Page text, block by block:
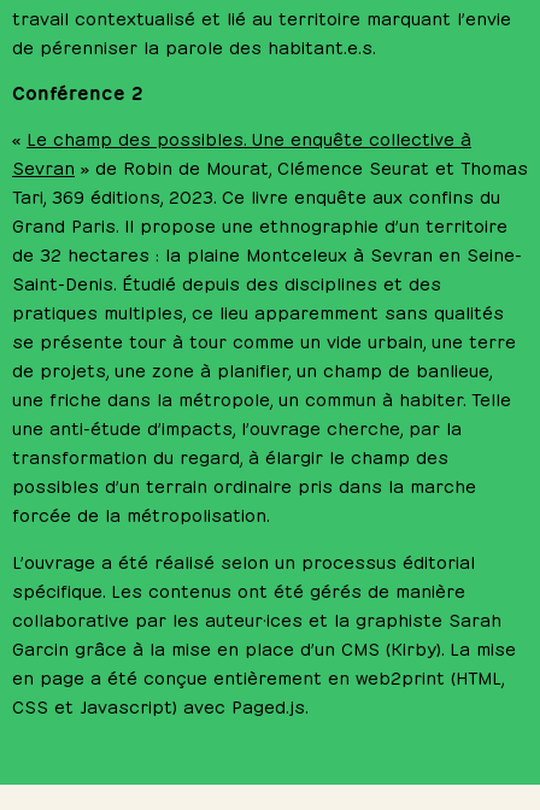
travail contextualisé et lié au territoire marquant l’envie
de pérenniser la parole des habitant.e.s.
Conférence 2
« Le champ des possibles. Une enquête collective à
Sevran » de Robin de Mourat, Clémence Seurat et Thomas
Tari, 369 éditions, 2023. Ce livre enquête aux confins du
Grand Paris. Il propose une ethnographie d’un territoire
de 32 hectares : la plaine Montceleux à Sevran en Seine-
Saint-Denis. Étudié depuis des disciplines et des
pratiques multiples, ce lieu apparemment sans qualités
se présente tour à tour comme un vide urbain, une terre
de projets, une zone à planifier, un champ de banlieue,
une friche dans la métropole, un commun à habiter. Telle
une anti-étude d’impacts, l’ouvrage cherche, par la
transformation du regard, à élargir le champ des
possibles d’un terrain ordinaire pris dans la marche
forcée de la métropolisation.
L’ouvrage a été réalisé selon un processus éditorial
spécifique. Les contenus ont été gérés de manière
collaborative par les auteur·ices et la graphiste Sarah
Garcin grâce à la mise en place d’un CMS (Kirby). La mise
en page a été conçue entièrement en web2print (HTML,
CSS et Javascript) avec Paged.js.